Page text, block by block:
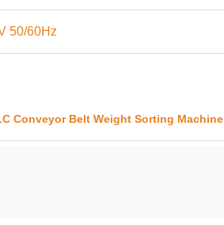
50/60Hz
Conveyor Belt Weight Sorting Machine